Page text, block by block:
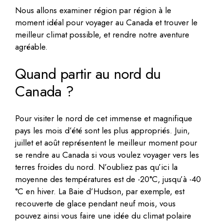
Nous allons examiner région par région à le
moment idéal pour voyager au Canada et trouver le
meilleur climat possible, et rendre notre aventure
agréable.
Quand partir au nord du
Canada ?
Pour visiter le nord de cet immense et magnifique
pays les mois d’été sont les plus appropriés. Juin,
juillet et août représentent le meilleur moment pour
se rendre au Canada si vous voulez voyager vers les
terres froides du nord. N’oubliez pas qu’ici la
moyenne des températures est de -20°C, jusqu’à -40
°C en hiver. La Baie d’Hudson, par exemple, est
recouverte de glace pendant neuf mois, vous
pouvez ainsi vous faire une idée du climat polaire